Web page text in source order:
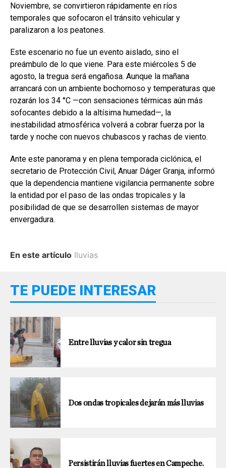
Noviembre, se convirtieron rápidamente en ríos
temporales que sofocaron el tránsito vehicular y
paralizaron a los peatones.
Este escenario no fue un evento aislado, sino el
preámbulo de lo que viene. Para este miércoles 5 de
agosto, la tregua será engañosa. Aunque la mañana
arrancará con un ambiente bochornoso y temperaturas que
rozarán los 34 °C —con sensaciones térmicas aún más
sofocantes debido a la altísima humedad—, la
inestabilidad atmosférica volverá a cobrar fuerza por la
tarde y noche con nuevos chubascos y rachas de viento.
Ante este panorama y en plena temporada ciclónica, el
secretario de Protección Civil, Anuar Dáger Granja, informó
que la dependencia mantiene vigilancia permanente sobre
la entidad por el paso de las ondas tropicales y la
posibilidad de que se desarrollen sistemas de mayor
envergadura.
En este artículo lluvias
TE PUEDE INTERESAR
Entre lluvias y calor sin tregua
Dos ondas tropicales dejarán más lluvias
Persistirán lluvias fuertes en Campeche.